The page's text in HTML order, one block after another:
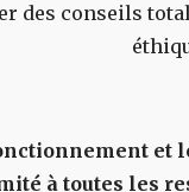
des conseils
et
à toutes les